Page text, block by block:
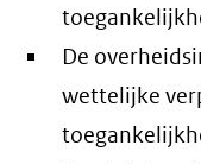
De
wettelijke